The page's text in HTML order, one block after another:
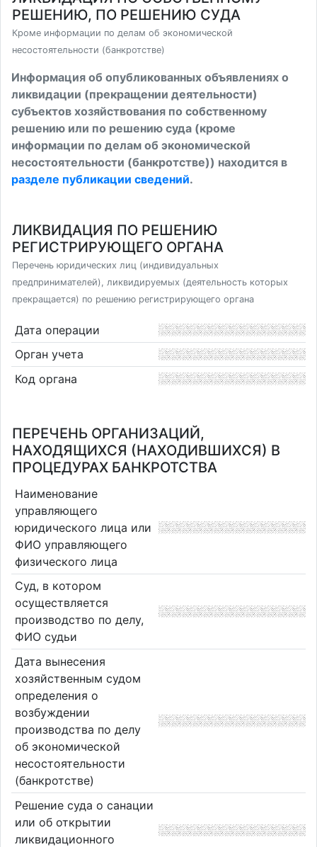
РЕШЕНИЮ, ПО РЕШЕНИЮ СУДА
Кроме информации по делам об экономической
несостоятельности (банкротстве)
Информация об опубликованных объявлениях о
ликвидации (прекращении деятельности)
субъектов хозяйствования по собственному
решению или по решению суда (кроме
информации по делам об экономической
несостоятельности (банкротстве)) находится в
разделе публикации сведений.
ЛИКВИДАЦИЯ ПО РЕШЕНИЮ
РЕГИСТРИРУЮЩЕГО ОРГАНА
Перечень юридических лиц (индивидуальных
предпринимателей), ликвидируемых (деятельность которых
прекращается) по решению регистрирующего органа
Дата операции
Орган учета
Код органа
ПЕРЕЧЕНЬ ОРГАНИЗАЦИЙ,
НАХОДЯЩИХСЯ (НАХОДИВШИХСЯ) В
ПРОЦЕДУРАХ БАНКРОТСТВА
Наименование
управляющего
юридического лица или
ФИО управляющего
физического лица
Суд, в котором
осуществляется
производство по делу,
ФИО судьи
Дата вынесения
хозяйственным судом
определения о
возбуждении
производства по делу
об экономической
несостоятельности
(банкротстве)
Решение суда о санации
или об открытии
ликвидационного